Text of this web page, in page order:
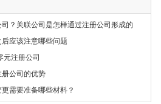
？关联公司是怎样通过注册公司形成的
应该注意哪些问题
元注册公司
公司的优势
需要准备哪些材料？